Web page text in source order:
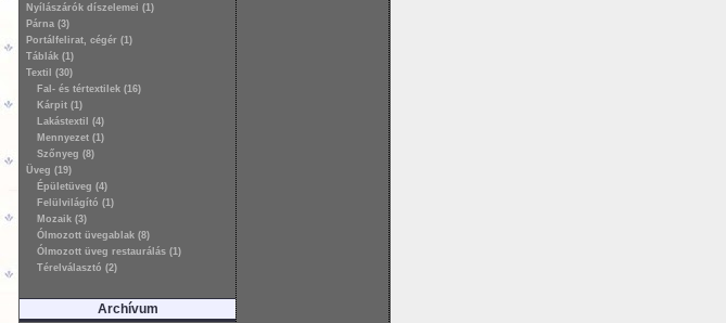
Nyílászárók díszelemei (1)
Párna (3)
Portálfelirat, cégér (1)
Táblák (1)
Textil (30)
Fal- és tértextilek (16)
Kárpit (1)
Lakástextil (4)
Mennyezet (1)
Szőnyeg (8)
Üveg (19)
Épületüveg (4)
Felülvilágító (1)
Mozaik (3)
Ólmozott üvegablak (8)
Ólmozott üveg restaurálás (1)
Térelválasztó (2)
Archívum